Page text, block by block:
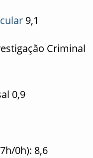
9,1
Criminal
0,9
0h): 8,6